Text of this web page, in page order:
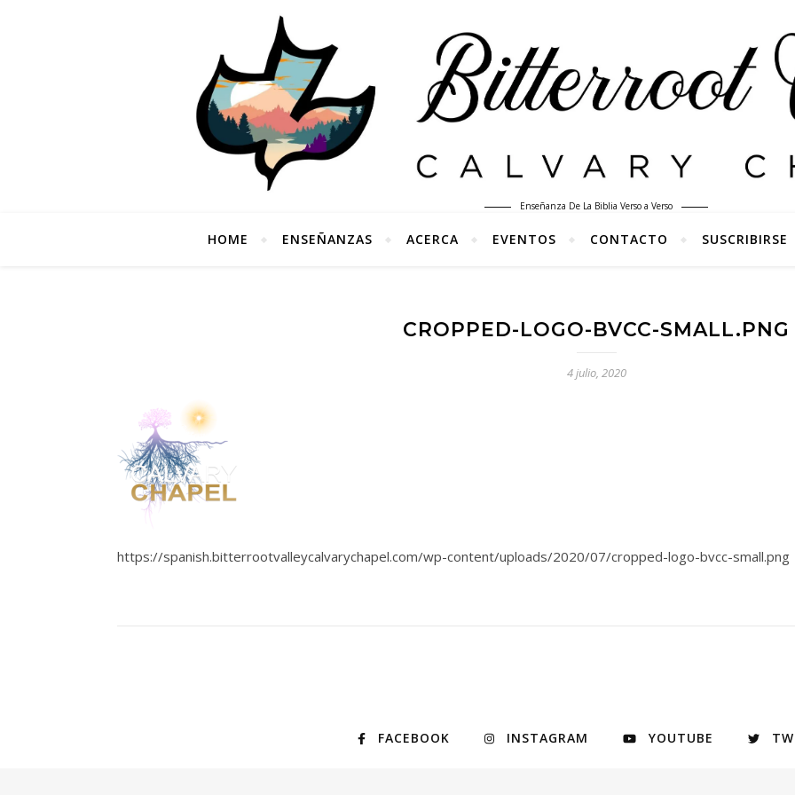
Enseñanza De La Biblia Verso a Verso
HOME ENSEÑANZAS ACERCA EVENTOS CONTACTO SUSCRIBIRSE
CROPPED-LOGO-BVCC-SMALL.PNG
4 julio, 2020
https://spanish.bitterrootvalleycalvarychapel.com/wp-content/uploads/2020/07/cropped-logo-bvcc-small.png
FACEBOOK INSTAGRAM YOUTUBE